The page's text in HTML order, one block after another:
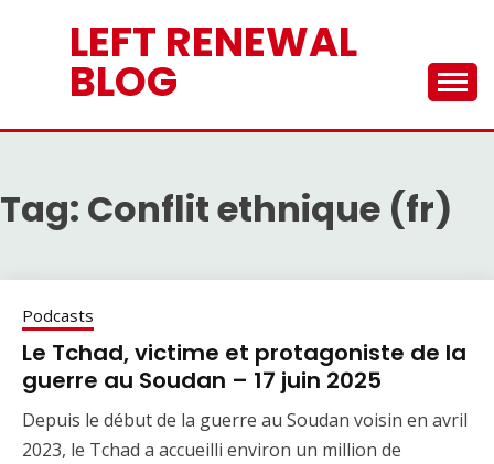
LEFT RENEWAL
BLOG
Tag: Conflit ethnique (fr)
Podcasts
Le Tchad, victime et protagoniste de la
guerre au Soudan – 17 juin 2025
Depuis le début de la guerre au Soudan voisin en avril
2023, le Tchad a accueilli environ un million de